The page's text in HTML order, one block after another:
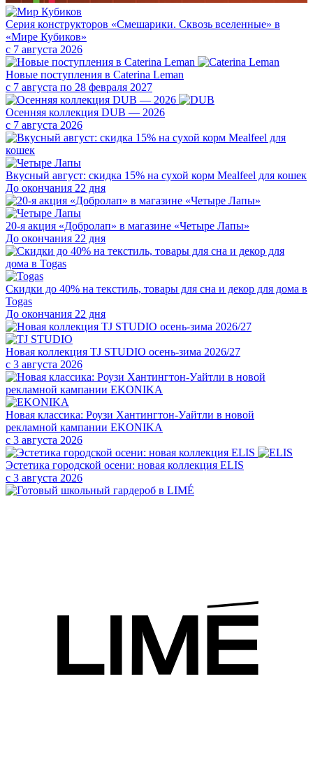
Серия конструкторов «Смешарики. Сквозь вселенные» в
«Мире Кубиков»
с 7 августа 2026
Новые поступления в Caterina Leman
с 7 августа по 28 февраля 2027
Осенняя коллекция DUB — 2026
с 7 августа 2026
Вкусный август: скидка 15% на сухой корм Mealfeel для кошек
До окончания 22 дня
20-я акция «Добролап» в магазине «Четыре Лапы»
До окончания 22 дня
Скидки до 40% на текстиль, товары для сна и декор для дома в
Togas
До окончания 22 дня
Новая коллекция TJ STUDIO осень-зима 2026/27
с 3 августа 2026
Новая классика: Роузи Хантингтон-Уайтли в новой
рекламной кампании EKONIKA
с 3 августа 2026
Эстетика городской осени: новая коллекция ELIS
с 3 августа 2026